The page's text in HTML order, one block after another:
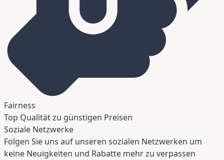
Fairness
Top Qualität zu günstigen Preisen
Soziale Netzwerke
Folgen Sie uns auf unseren sozialen Netzwerken um
keine Neuigkeiten und Rabatte mehr zu verpassen